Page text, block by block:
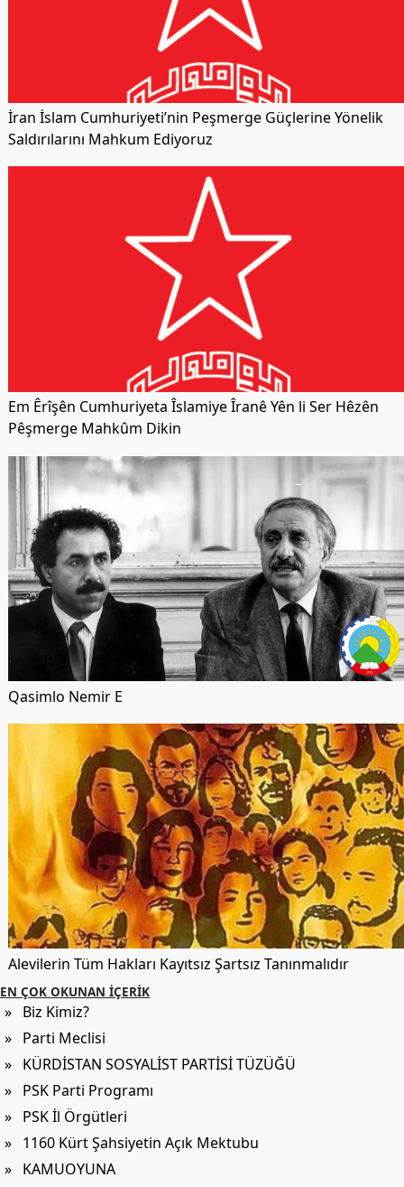
İran İslam Cumhuriyeti’nin Peşmerge Güçlerine Yönelik
Saldırılarını Mahkum Ediyoruz
Em Êrîşên Cumhuriyeta Îslamiye Îranê Yên li Ser Hêzên
Pêşmerge Mahkûm Dikin
Qasimlo Nemir E
Alevilerin Tüm Hakları Kayıtsız Şartsız Tanınmalıdır
EN ÇOK OKUNAN İÇERIK
» Biz Kimiz?
» Parti Meclisi
» KÜRDİSTAN SOSYALİST PARTİSİ TÜZÜĞÜ
» PSK Parti Programı
» PSK İl Örgütleri
» 1160 Kürt Şahsiyetin Açık Mektubu
» KAMUOYUNA